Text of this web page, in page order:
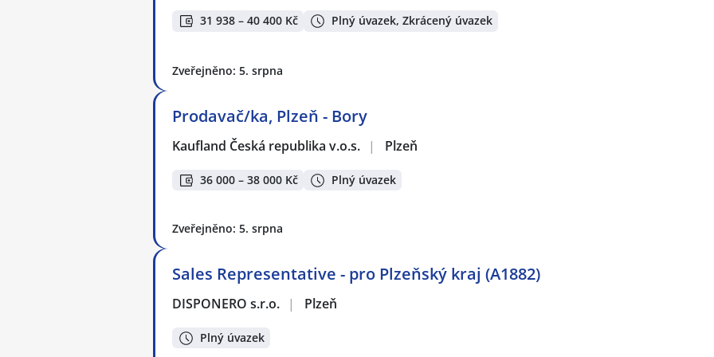
31 938 – 40 400 Kč Plný úvazek, Zkrácený úvazek
Zveřejněno: 5. srpna
Prodavač/ka, Plzeň - Bory
Kaufland Česká republika v.o.s. | Plzeň
36 000 – 38 000 Kč Plný úvazek
Zveřejněno: 5. srpna
Sales Representative - pro Plzeňský kraj (A1882)
DISPONERO s.r.o. | Plzeň
Plný úvazek